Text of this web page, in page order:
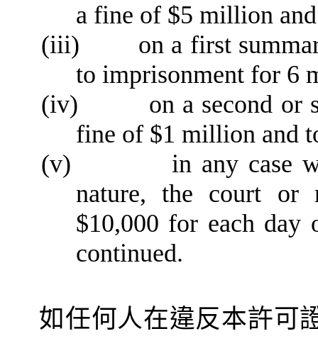
a fine of $5 million
(iii)
on a first
to imprisonment for 6
(iv)
on a second or
fine of $1 million and
(v)
in any case
nature, the court or
$10,000 for each day
continued.
如任何人在違反本許可